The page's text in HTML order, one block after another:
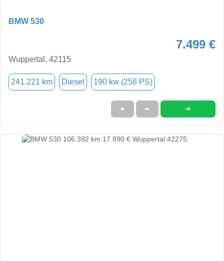
BMW 530
7.499 €
Wuppertal, 42115
241.221 km Diesel 190 kw (258 PS)
★ ➦ ➜